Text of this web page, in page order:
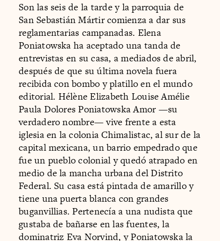
Son las seis de la tarde y la parroquia de
San Sebastián Mártir comienza a dar sus
reglamentarias campanadas. Elena
Poniatowska ha aceptado una tanda de
entrevistas en su casa, a mediados de abril,
después de que su última novela fuera
recibida con bombo y platillo en el mundo
editorial. Hélène Elizabeth Louise Amélie
Paula Dolores Poniatowska Amor —su
verdadero nombre— vive frente a esta
iglesia en la colonia Chimalistac, al sur de la
capital mexicana, un barrio empedrado que
fue un pueblo colonial y quedó atrapado en
medio de la mancha urbana del Distrito
Federal. Su casa está pintada de amarillo y
tiene una puerta blanca con grandes
buganvillias. Pertenecía a una nudista que
gustaba de bañarse en las fuentes, la
dominatriz Eva Norvind, y Poniatowska la